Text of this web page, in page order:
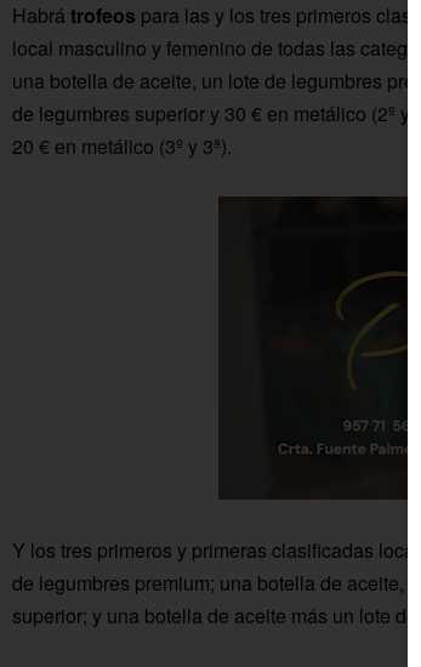
Habrá trofeos para las y los tres primeros
local masculino y femenino de todas las
una botella de aceite, un lote de legumbres
de legumbres superior y 30 € en metálico (2º y
20 € en metálico (3º y 3ª).
Y los tres primeros y primeras clasificadas
de legumbres premium; una botella de aceite,
superior; y una botella de aceite más un lote